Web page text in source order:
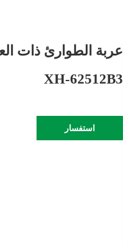
عربة الطوارئ ذات
XH-62512B3
استفسار